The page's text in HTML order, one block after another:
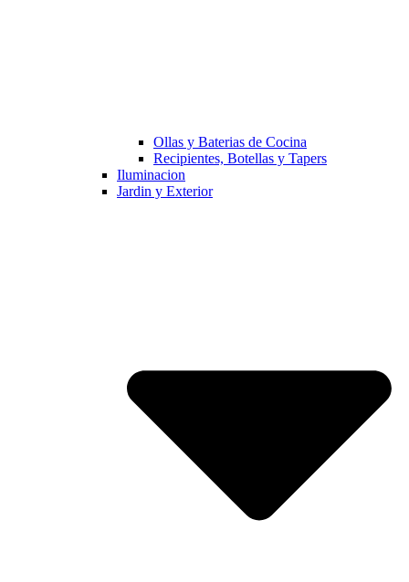
Ollas y Baterias de Cocina
Recipientes, Botellas y Tapers
Iluminacion
Jardin y Exterior